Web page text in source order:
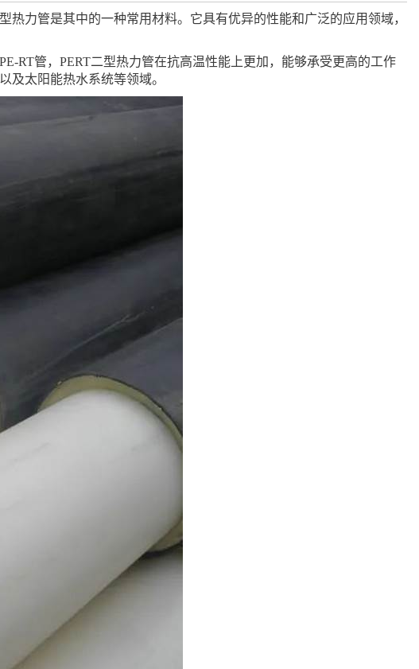
力管是其中的一种常用材料。它具有优异的性能和广泛的应用领域，
RT管，PERT二型热力管在抗高温性能上更加，能够承受更高的工作
及太阳能热水系统等领域。